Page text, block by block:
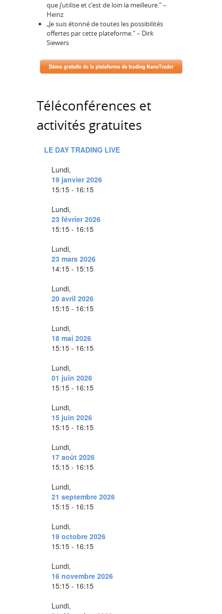
que j’utilise et c’est de loin la meilleure." –
Heinz
„Je suis étonné de toutes les possibilités
offertes par cette plateforme." – Dirk
Siewers
Téléconférences et
activités gratuites